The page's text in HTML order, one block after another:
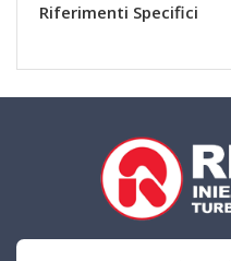
Riferimenti Specifici